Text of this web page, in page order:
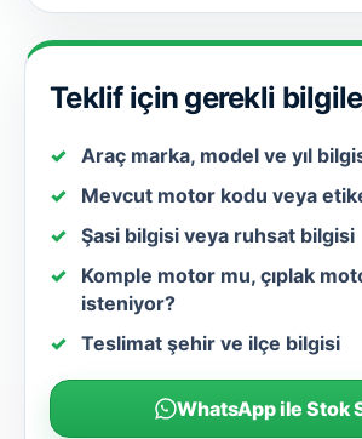
Teklif için gerekli
Araç marka, model ve yıl
Mevcut motor kodu veya
Şasi bilgisi veya ruhsat bilgisi
Komple motor mu, çıplak
isteniyor?
Teslimat şehir ve ilçe bilgisi
WhatsApp ile Stok